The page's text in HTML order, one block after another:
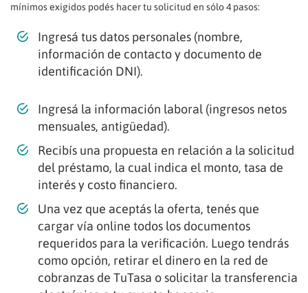
mínimos exigidos podés hacer tu solicitud en sólo 4 pasos:
Ingresá tus datos personales (nombre,
información de contacto y documento de
identificación DNI).
Ingresá la información laboral (ingresos netos
mensuales, antigüedad).
Recibís una propuesta en relación a la solicitud
del préstamo, la cual indica el monto, tasa de
interés y costo financiero.
Una vez que aceptás la oferta, tenés que
cargar vía online todos los documentos
requeridos para la verificación. Luego tendrás
como opción, retirar el dinero en la red de
cobranzas de TuTasa o solicitar la transferencia